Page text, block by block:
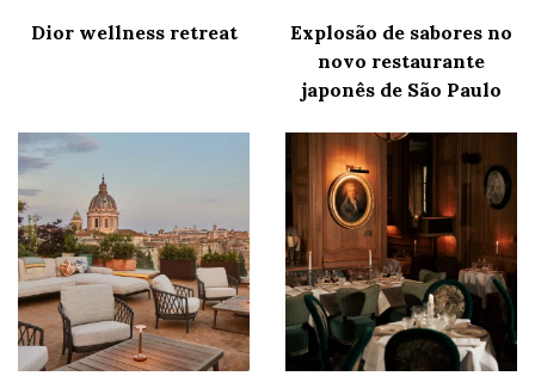
Dior wellness retreat
Explosão de sabores no
novo restaurante
japonês de São Paulo